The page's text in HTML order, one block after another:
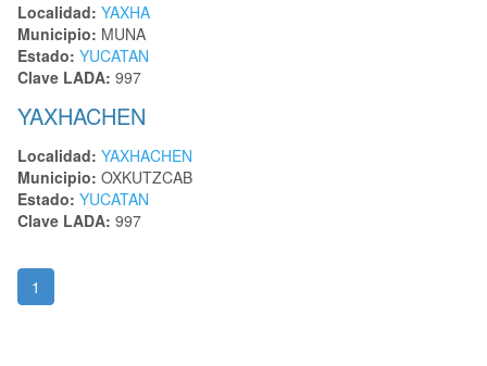
Localidad: YAXHA
Municipio: MUNA
Estado: YUCATAN
Clave LADA: 997
YAXHACHEN
Localidad: YAXHACHEN
Municipio: OXKUTZCAB
Estado: YUCATAN
Clave LADA: 997
1